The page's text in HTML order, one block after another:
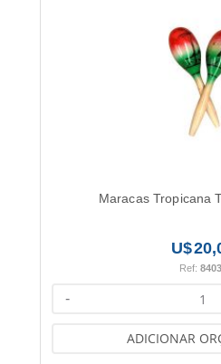
Maracas Tropicana
Ref:
-
ADICIONAR